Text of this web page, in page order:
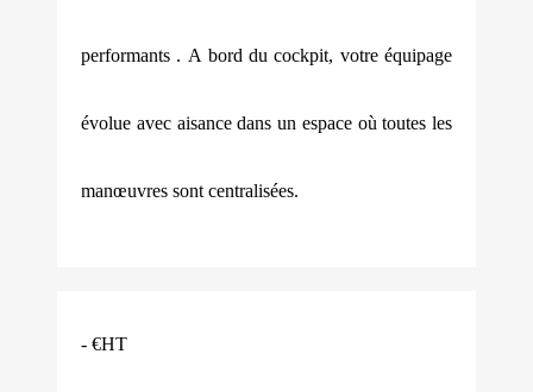
performants . A bord du cockpit, votre équipage
évolue avec aisance dans un espace où toutes les
manœuvres sont centralisées.
- €HT